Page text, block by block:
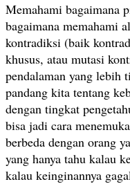
Memahami bagaimana
bagaimana memahami
kontradiksi (baik
khusus, atau mutasi
pendalaman yang lebih
pandang kita tentang
dengan tingkat
bisa jadi cara
berbeda dengan orang
yang hanya tahu kalau
kalau keinginannya